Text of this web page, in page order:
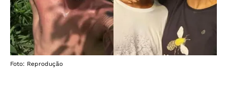
Foto: Reprodução